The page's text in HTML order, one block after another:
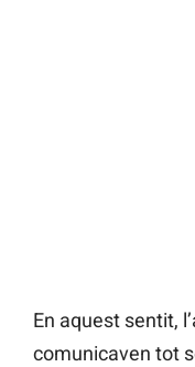
En aquest sentit,
comunicaven tot